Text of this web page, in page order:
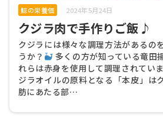
鯨の栄養価 2024年5月24日
クジラ肉で手作りご飯♪
クジラには様々な調理方法があるの
うか？
多くの方が知っている竜田
れらは赤身を使用して調理されてい
ジラオイルの原料となる「本皮」は
肪にあたる部…